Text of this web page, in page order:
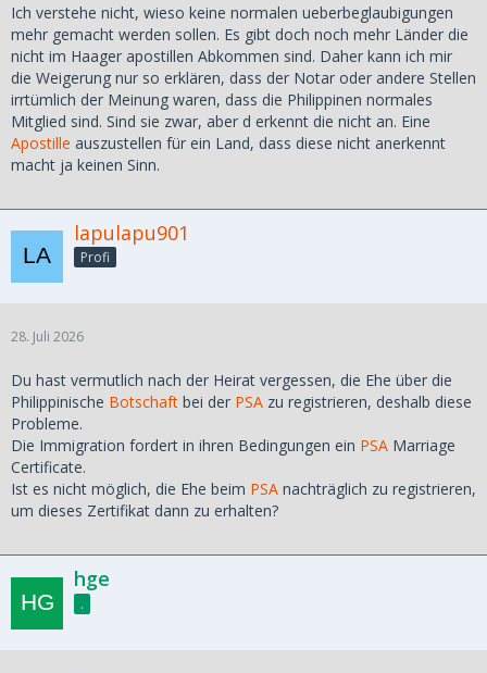
Ich verstehe nicht, wieso keine normalen ueberbeglaubigungen
mehr gemacht werden sollen. Es gibt doch noch mehr Länder die
nicht im Haager apostillen Abkommen sind. Daher kann ich mir
die Weigerung nur so erklären, dass der Notar oder andere Stellen
irrtümlich der Meinung waren, dass die Philippinen normales
Mitglied sind. Sind sie zwar, aber d erkennt die nicht an. Eine
Apostille auszustellen für ein Land, dass diese nicht anerkennt
macht ja keinen Sinn.
lapulapu901
Profi
28. Juli 2026
Du hast vermutlich nach der Heirat vergessen, die Ehe über die
Philippinische Botschaft bei der PSA zu registrieren, deshalb diese
Probleme.
Die Immigration fordert in ihren Bedingungen ein PSA Marriage
Certificate.
Ist es nicht möglich, die Ehe beim PSA nachträglich zu registrieren,
um dieses Zertifikat dann zu erhalten?
hge
.